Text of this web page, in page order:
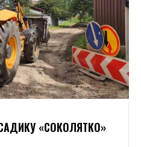
«СОКОЛЯТКО»